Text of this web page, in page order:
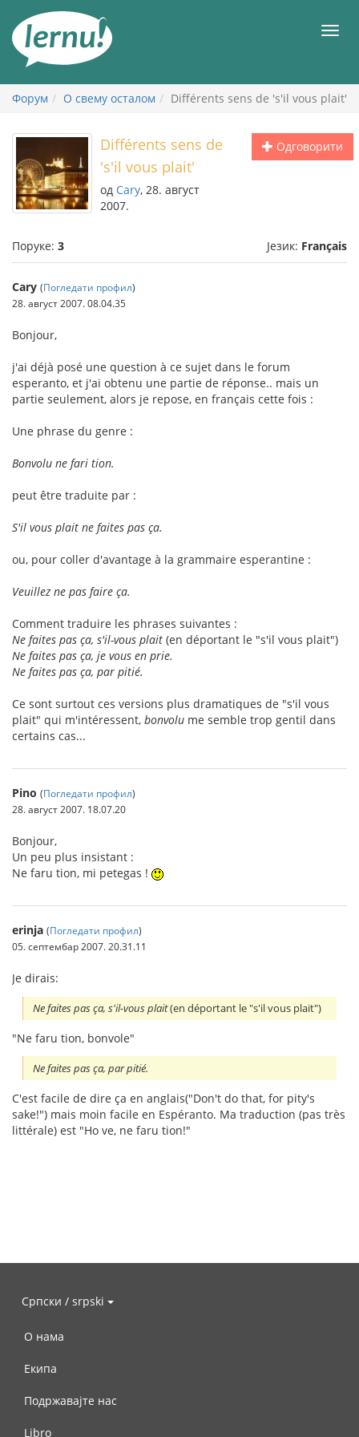
садржају
Форум О свему осталом Différents sens de 's'il vous plait'
Одговорити
Différents sens de
's'il vous plait'
од Cary, 28. август
2007.
Поруке: 3 Језик: Français
Cary (Погледати профил)
28. август 2007. 08.04.35
Bonjour,
j'ai déjà posé une question à ce sujet dans le forum
esperanto, et j'ai obtenu une partie de réponse.. mais un
partie seulement, alors je repose, en français cette fois :
Une phrase du genre :
Bonvolu ne fari tion.
peut être traduite par :
S'il vous plait ne faites pas ça.
ou, pour coller d'avantage à la grammaire esperantine :
Veuillez ne pas faire ça.
Comment traduire les phrases suivantes :
Ne faites pas ça, s'il-vous plait (en déportant le "s'il vous plait")
Ne faites pas ça, je vous en prie.
Ne faites pas ça, par pitié.
Ce sont surtout ces versions plus dramatiques de "s'il vous
plait" qui m'intéressent, bonvolu me semble trop gentil dans
certains cas...
Pino (Погледати профил)
28. август 2007. 18.07.20
Bonjour,
Un peu plus insistant :
Ne faru tion, mi petegas !
erinja (Погледати профил)
05. септембар 2007. 20.31.11
Je dirais:
Ne faites pas ça, s'il-vous plait(en déportant le "s'il vous plait")
"Ne faru tion, bonvole"
Ne faites pas ça, par pitié.
C'est facile de dire ça en anglais("Don't do that, for pity's
sake!") mais moin facile en Espéranto. Ma traduction (pas très
littérale) est "Ho ve, ne faru tion!"
Српски / srpski
О нама
Екипа
Подржавајте нас
Libro